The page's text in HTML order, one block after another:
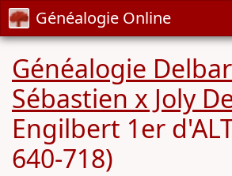
Généalogie Online
Généalogie
Sébastien x Joly
Engilbert 1er
640-718)